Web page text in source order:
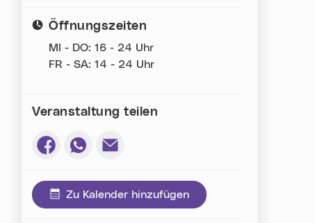
Öffnungszeiten
MI - DO: 16 - 24 Uhr
FR - SA: 14 - 24 Uhr
Veranstaltung teilen
Zu Kalender hinzufügen